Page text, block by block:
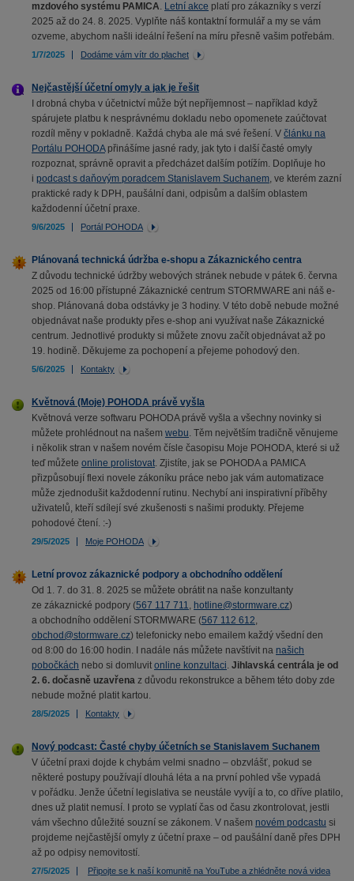
mzdového systému PAMICA. Letní akce platí pro zákazníky s verzí
2025 až do 24. 8. 2025. Vyplňte náš kontaktní formulář a my se vám
ozveme, abychom našli ideální řešení na míru přesně vašim potřebám.
1/7/2025 Dodáme vám vítr do plachet
Nejčastější účetní omyly a jak je řešit
I drobná chyba v účetnictví může být nepříjemnost – například když
spárujete platbu k nesprávnému dokladu nebo opomenete zaúčtovat
rozdíl měny v pokladně. Každá chyba ale má své řešení. V článku na
Portálu POHODApřinášíme jasné rady, jak tyto i další časté omyly
rozpoznat, správně opravit a předcházet dalším potížím. Doplňuje ho
i podcast s daňovým poradcem Stanislavem Suchanem, ve kterém zazní
praktické rady k DPH, paušální dani, odpisům a dalším oblastem
každodenní účetní praxe.
9/6/2025 Portál POHODA
Plánovaná technická údržba e-shopu a Zákaznického centra
Z důvodu technické údržby webových stránek nebude v pátek 6. června
2025 od 16:00 přístupné Zákaznické centrum STORMWARE ani náš e-
shop. Plánovaná doba odstávky je 3 hodiny. V této době nebude možné
objednávat naše produkty přes e-shop ani využívat naše Zákaznické
centrum. Jednotlivé produkty si můžete znovu začít objednávat až po
19. hodině. Děkujeme za pochopení a přejeme pohodový den.
5/6/2025 Kontakty
Květnová (Moje) POHODA právě vyšla
Květnová verze softwaru POHODA právě vyšla a všechny novinky si
můžete prohlédnout na našem webu. Těm největším tradičně věnujeme
i několik stran v našem novém čísle časopisu Moje POHODA, které si už
teď můžete online prolistovat. Zjistíte, jak se POHODA a PAMICA
přizpůsobují flexi novele zákoníku práce nebo jak vám automatizace
může zjednodušit každodenní rutinu. Nechybí ani inspirativní příběhy
uživatelů, kteří sdílejí své zkušenosti s našimi produkty. Přejeme
pohodové čtení. :-)
29/5/2025 Moje POHODA
Letní provoz zákaznické podpory a obchodního oddělení
Od 1. 7. do 31. 8. 2025 se můžete obrátit na naše konzultanty
ze zákaznické podpory (567 117 711, hotline@stormware.cz)
a obchodního oddělení STORMWARE (567 112 612,
obchod@stormware.cz) telefonicky nebo emailem každý všední den
od 8:00 do 16:00 hodin. I nadále nás můžete navštívit na našich
pobočkách nebo si domluvit online konzultaci. Jihlavská centrála je od
2. 6. dočasně uzavřena z důvodu rekonstrukce a během této doby zde
nebude možné platit kartou.
28/5/2025 Kontakty
Nový podcast: Časté chyby účetních se Stanislavem Suchanem
V účetní praxi dojde k chybám velmi snadno – obzvlášť, pokud se
některé postupy používají dlouhá léta a na první pohled vše vypadá
v pořádku. Jenže účetní legislativa se neustále vyvíjí a to, co dříve platilo,
dnes už platit nemusí. I proto se vyplatí čas od času zkontrolovat, jestli
vám všechno důležité souzní se zákonem. V našem novém podcastu si
projdeme nejčastější omyly z účetní praxe – od paušální daně přes DPH
až po odpisy nemovitostí.
27/5/2025 Připojte se k naší komunitě na YouTube a zhlédněte nová videa